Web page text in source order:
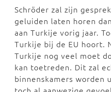
Schröder zal zijn
geluiden laten horen
aan Turkije vorig jaar.
Turkije bij de EU hoort.
Turkije nog veel moet
kan toetreden. Dit zal
binnenskamers worden